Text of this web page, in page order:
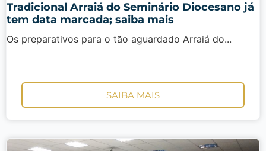
Tradicional Arraiá do Seminário Diocesano já
tem data marcada; saiba mais
Os preparativos para o tão aguardado Arraiá do...
SAIBA MAIS